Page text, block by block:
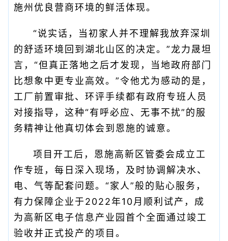
施州优良营商环境的鲜活体现。
“说实话，当初家人并不理解我放弃深圳
的舒适环境回到湖北山区的决定。”龙力晟坦
言，“但真正落地之后才发现，当地政府部门
比想象中更专业高效。”令他尤为感动的是，
工厂前置审批、环评手续都有政府专班人员
对接指导，这种“有呼必应、无事不扰”的服
务精神让他真切体会到恩施的诚意。
项目开工后，恩施高新区管委会成立工
作专班，每日深入现场，及时协调解决水、
电、气等配套问题。“家人”般的贴心服务，
有力保障企业于2022年10月顺利试产，成
为高新区电子信息产业园首个全面通过竣工
验收并正式投产的项目。